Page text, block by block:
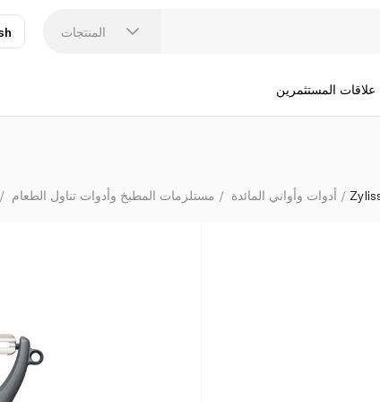
المنتجات
علاقات المستثمرين
مستلزمات المطبخ وأدوات تناول الطعام أدوات وأواني المائدة